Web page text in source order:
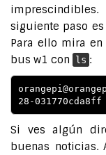
siguiente paso
Para ello mira
bus w1 con
ls :
28-031770cda8ff
Si ves algún
buenas noticias.